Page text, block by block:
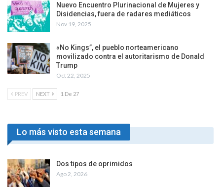
Nuevo Encuentro Plurinacional de Mujeres y
Disidencias, fuera de radares mediáticos
Nov 19, 2025
«No Kings”, el pueblo norteamericano
movilizado contra el autoritarismo de Donald
Trump
Oct 22, 2025
PREV NEXT 1 De 27
Lo más visto esta semana
Dos tipos de oprimidos
Ago 2, 2026